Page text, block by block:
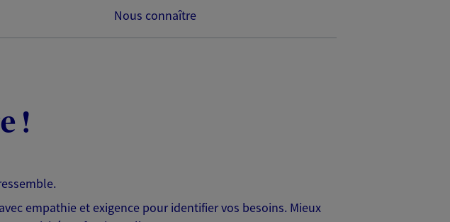
Nous connaître
!
empathie et exigence pour identifier vos besoins. Mieux